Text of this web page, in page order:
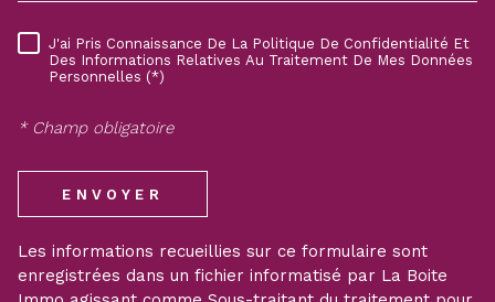
RÈGLEMENTATION
J'ai Pris Connaissance De La Politique De Confidentialité Et
Des Informations Relatives Au Traitement De Mes Données
Personnelles (*)
* Champ obligatoire
ENVOYER
Les informations recueillies sur ce formulaire sont
enregistrées dans un fichier informatisé par La Boite